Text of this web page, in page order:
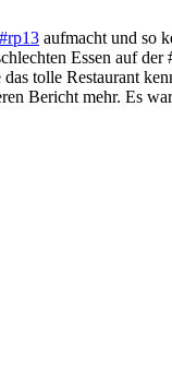
aufmacht und so
Essen auf der
tolle Restaurant
Bericht mehr. Es